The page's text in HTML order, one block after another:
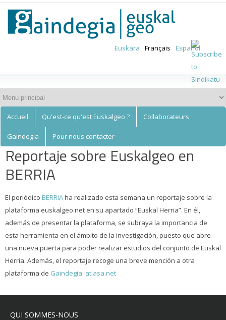
contenu
principal
Euskalgeo
Euskara Français Español
Accueil Qu'est-ce qu'est Euskalgeo ? Collaborateurs
Gaindegia Pour nous contacter
Reportaje sobre Euskalgeo en
BERRIA
El periódico BERRIAha realizado esta semana un reportaje sobre la
plataforma euskalgeo.net en su apartado “Euskal Herria”. En él,
además de presentar la plataforma, se subraya la importancia de
esta herramienta en el ámbito de la investigación, puesto que abre
una nueva puerta para poder realizar estudios del conjunto de Euskal
Herria. Además, el reportaje recoge una breve mención a otra
plataforma de Gaindegia: atlasa.net
QUI SOMMES-NOUS